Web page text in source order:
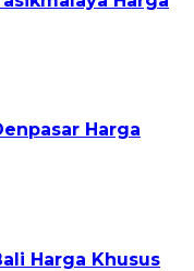
Harga
Harga Khusus